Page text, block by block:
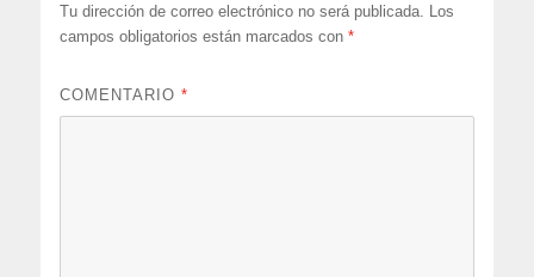
Tu dirección de correo electrónico no será publicada. Los
campos obligatorios están marcados con*
COMENTARIO*